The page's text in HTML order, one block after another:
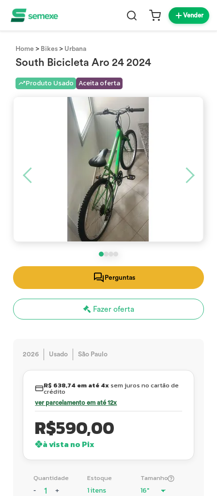
Vender
Home > Bikes > Urbana
South Bicicleta Aro 24 2024
Produto Usado Aceita oferta
Perguntas
Fazer oferta
2026 Usado São Paulo
R$ 638,74 em até 4xsem juros no cartão de
crédito
ver parcelamento em até 12x
R$590,00
à vista no Pix
Quantidade
- +
Estoque
1 itens
Tamanho